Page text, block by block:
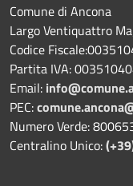
Comune di Ancona
Largo Ventiquattro
Codice
Partita IVA:
Email:
PEC:
Numero Verde:
Centralino Unico: